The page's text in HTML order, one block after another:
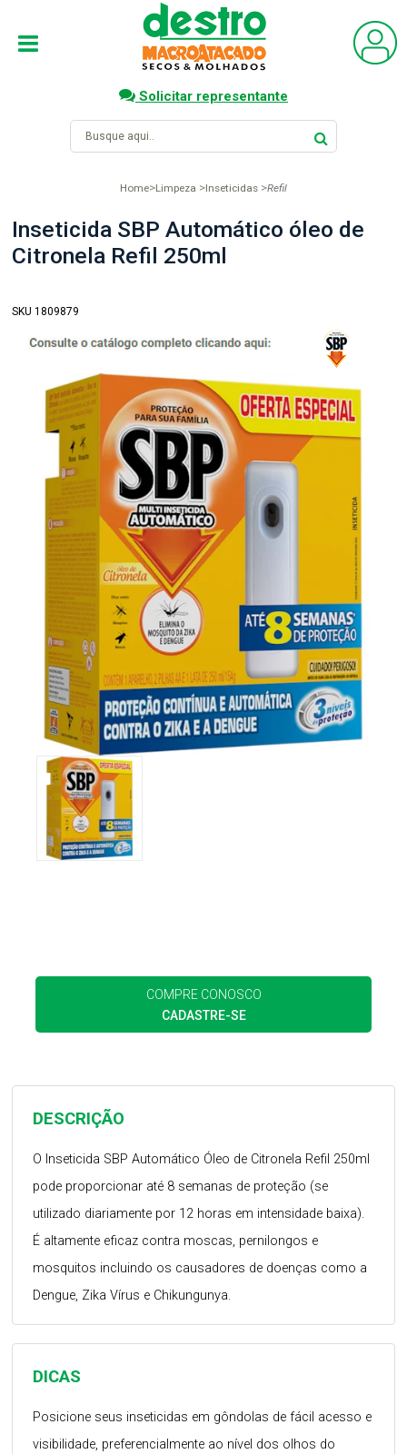
Solicitar representante
Home Limpeza Inseticidas Refil
Inseticida SBP Automático óleo de
Citronela Refil 250ml
SKU 1809879
COMPRE CONOSCO
CADASTRE-SE
DICAS
Posicione seus inseticidas em gôndolas de fácil acesso e
visibilidade, preferencialmente ao nível dos olhos do
DESCRIÇÃO
O Inseticida SBP Automático Óleo de Citronela Refil 250ml
pode proporcionar até 8 semanas de proteção (se
utilizado diariamente por 12 horas em intensidade baixa).
É altamente eficaz contra moscas, pernilongos e
mosquitos incluindo os causadores de doenças como a
Dengue, Zika Vírus e Chikungunya.